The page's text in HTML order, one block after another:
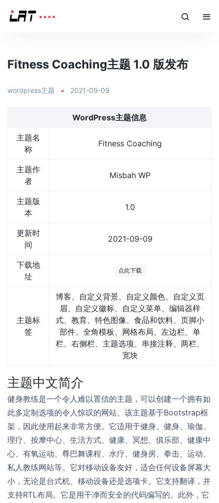
Fitness Coaching主题 1.0 版发布
wordpress主题 • 2021-09-09
WordPress主题信息
主题名
称
Fitness Coaching
主题作
者
Misbah WP
主题版
本
1.0
更新时
间
2021-09-09
下载地
址
点此下载
主题标
签
博客、自定义背景、自定义颜色、自定义页
眉、自定义徽标、自定义菜单、编辑器样
式、教育、特色图像、食品和饮料、页脚小
部件、全角模板、网格布局、左边栏、单
栏、右侧栏、主题选项、串接注释、两栏、
宽块
主题中文简介
健身教练是一个令人难以置信的主题，可以创建一个拥有如
此多定制选项的令人惊叹的网站。该主题基于Bootstrap框
架，因此使用起来非常方便。它适用于健身、健身、瑜伽、
理疗、按摩中心、生活方式、健康、冥想、俱乐部、健康中
心、有氧运动、尊巴舞课程、水疗、健身房、拳击、运动、
私人教练网站等。它对移动设备友好，适合任何设备屏幕大
小，无论是台式机、移动设备还是选项卡。它支持翻译，并
支持RTL布局。它是用干净而安全的代码编写的。此外，它